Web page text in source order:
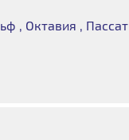
, Октавия , Пассат